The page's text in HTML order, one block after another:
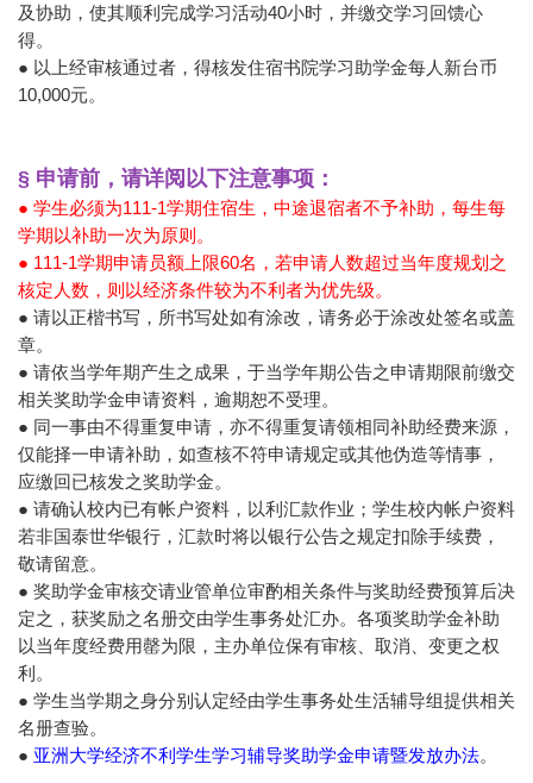
及协助，使其顺利完成学习活动40小时，并缴交学习回馈心
得。
● 以上经审核通过者，得核发住宿书院学习助学金每人新台币
10,000元。
§ 申请前，请详阅以下注意事项：
● 学生必须为111-1学期住宿生，中途退宿者不予补助，每生每
学期以补助一次为原则。
● 111-1学期申请员额上限60名，若申请人数超过当年度规划之
核定人数，则以经济条件较为不利者为优先级。
● 请以正楷书写，所书写处如有涂改，请务必于涂改处签名或盖
章。
● 请依当学年期产生之成果，于当学年期公告之申请期限前缴交
相关奖助学金申请资料，逾期恕不受理。
● 同一事由不得重复申请，亦不得重复请领相同补助经费来源，
仅能择一申请补助，如查核不符申请规定或其他伪造等情事，
应缴回已核发之奖助学金。
● 请确认校内已有帐户资料，以利汇款作业；学生校内帐户资料
若非国泰世华银行，汇款时将以银行公告之规定扣除手续费，
敬请留意。
● 奖助学金审核交请业管单位审酌相关条件与奖助经费预算后决
定之，获奖励之名册交由学生事务处汇办。各项奖助学金补助
以当年度经费用罄为限，主办单位保有审核、取消、变更之权
利。
● 学生当学期之身分别认定经由学生事务处生活辅导组提供相关
名册查验。
● 亚洲大学经济不利学生学习辅导奖助学金申请暨发放办法。